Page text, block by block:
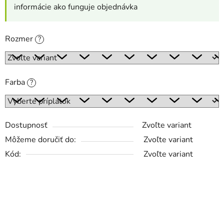
informácie ako funguje objednávka
Rozmer ?
Farba ?
Dostupnosť
Zvoľte variant
Môžeme doručiť do:
Zvoľte variant
Kód:
Zvoľte variant